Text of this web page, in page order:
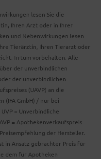
lesen Sie die
Ihren Arzt oder in Ihrer
und Nebenwirkungen lesen
Tierärztin, Ihren Tierarzt oder
Irrtum vorbehalten. Alle
der unverbindlichen
der unverbindlichen
(UAVP) an die
(IFA GmbH) / nur bei
= Unverbindliche
= Apothekenverkaufspreis
der Hersteller.
in Ansatz gebrachter Preis für
dem für Apotheken